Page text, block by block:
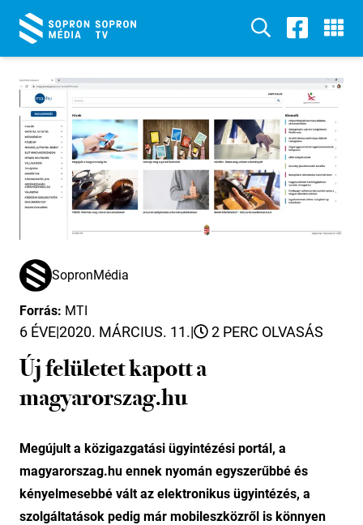
SopronMédia
Forrás: MTI
6 ÉVE|2020. MÁRCIUS. 11.| 2 PERC OLVASÁS
Új felületet kapott a
magyarorszag.hu
Megújult a közigazgatási ügyintézési portál, a
magyarorszag.hu ennek nyomán egyszerűbbé és
kényelmesebbé vált az elektronikus ügyintézés, a
szolgáltatások pedig már mobileszközről is könnyen